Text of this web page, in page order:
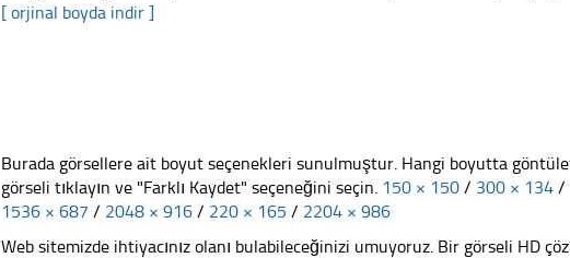
[ orjinal boyda indir ]
Burada görsellere ait boyut seçenekleri sunulmuştur. Hangi boyutta
görseli tıklayın ve "Farklı Kaydet" seçeneğini seçin. 150 × 150 / 300 × 134 /
1536 × 687 / 2048 × 916 / 220 × 165 / 2204 × 986
Web sitemizde ihtiyacınız olanı bulabileceğinizi umuyoruz. Bir görseli HD